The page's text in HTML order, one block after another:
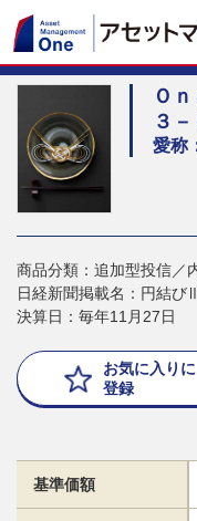
Ｏ
３－
愛称
商品分類：追加型投信／
日経新聞掲載名：円結び
決算日：毎年11月27日
お気に入りに
登録
基準価額